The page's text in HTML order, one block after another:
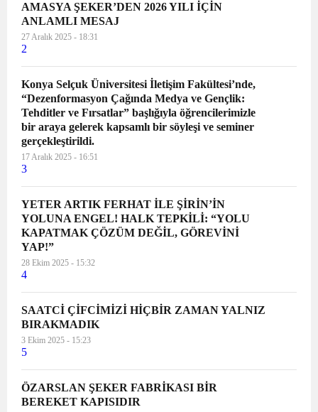
AMASYA ŞEKER’DEN 2026 YILI İÇİN
ANLAMLI MESAJ
27 Aralık 2025 - 18:31
2
Konya Selçuk Üniversitesi İletişim Fakültesi’nde,
“Dezenformasyon Çağında Medya ve Gençlik:
Tehditler ve Fırsatlar” başlığıyla öğrencilerimizle
bir araya gelerek kapsamlı bir söyleşi ve seminer
gerçekleştirildi.
17 Aralık 2025 - 16:51
3
YETER ARTIK FERHAT İLE ŞİRİN’İN
YOLUNA ENGEL! HALK TEPKİLİ: “YOLU
KAPATMAK ÇÖZÜM DEĞİL, GÖREVİNİ
YAP!”
28 Ekim 2025 - 15:32
4
SAATCİ ÇİFCİMİZİ HİÇBİR ZAMAN YALNIZ
BIRAKMADIK
3 Ekim 2025 - 15:23
5
ÖZARSLAN ŞEKER FABRİKASI BİR
BEREKET KAPISIDIR